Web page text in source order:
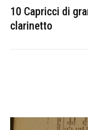
10 Capricci di
clarinetto